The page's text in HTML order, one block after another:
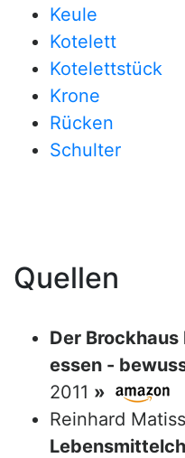
Keule
Kotelett
Kotelettstück
Krone
Rücken
Schulter
Quellen
Der Brockhaus
essen -
2011 »
Reinhard